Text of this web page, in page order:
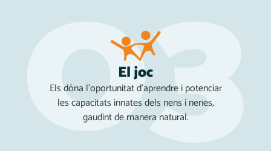
El joc
Els dóna l'oportunitat d'aprendre i potenciar
les capacitats innates dels nens i nenes,
gaudint de manera natural.